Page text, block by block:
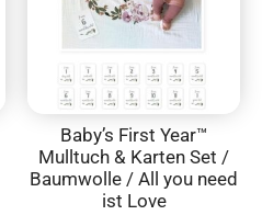
Baby’s First Year™
Mulltuch & Karten Set /
Baumwolle / All you need
ist Love